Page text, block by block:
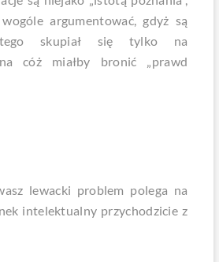
argumentować, gdyż są
skupiał się tylko na
cóż miałby bronić „prawd
lewacki problem polega na
intelektualny przychodzicie z